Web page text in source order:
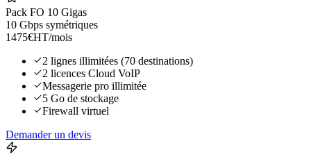
Pack FO 10 Gigas
10 Gbps symétriques
1475€HT/mois
2 lignes illimitées (70 destinations)
2 licences Cloud VoIP
Messagerie pro illimitée
5 Go de stockage
Firewall virtuel
Demander un devis